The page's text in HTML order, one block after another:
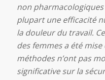
non
plupart une efficacité
la douleur du travail.
des femmes a été mise
méthodes n’ont pas
significative sur la